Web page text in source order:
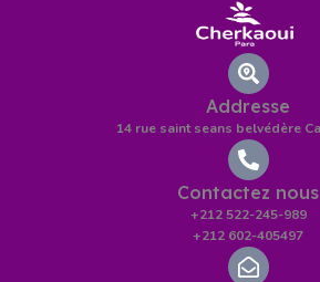
Addresse
14 rue saint seans belvédère
Contactez nous
+212 522-245-989
+212 602-405497